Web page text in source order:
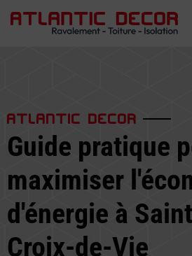
ATLANTIC DECOR
Guide pratique
maximiser
d'énergie à
Croix-de-Vie